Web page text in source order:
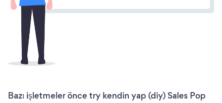
Bazı işletmeler önce try kendin yap (diy) Sales Pop